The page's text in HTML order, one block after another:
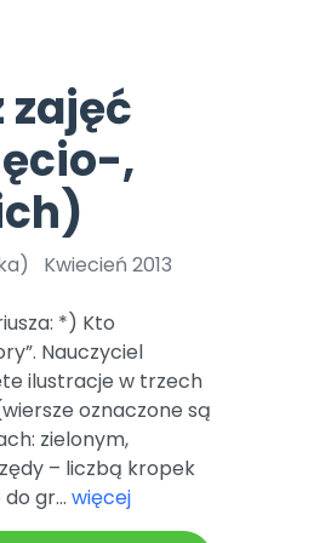
,
Kwiecień 2013
*) Kto
Nauczyciel
ilustracje w trzech
oznaczone są
zielonym,
– liczbą kropek
gr... więcej